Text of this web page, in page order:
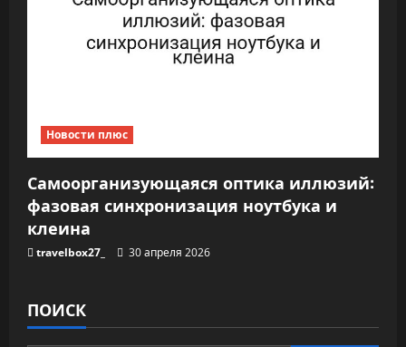
Новости плюс
Самоорганизующаяся оптика иллюзий:
фазовая синхронизация ноутбука и
клеина
travelbox27_ 30 апреля 2026
ПОИСК